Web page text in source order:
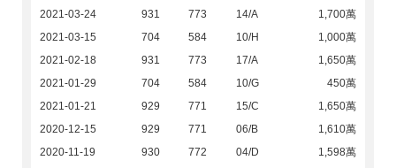
2021-03-24
931 773 14/A
1,700萬
2021-03-15
704 584 10/H
1,000萬
2021-02-18
931 773 17/A
1,650萬
2021-01-29
704 584 10/G
450萬
2021-01-21
929 771 15/C
1,650萬
2020-12-15
929 771 06/B
1,610萬
2020-11-19
930 772 04/D
1,598萬